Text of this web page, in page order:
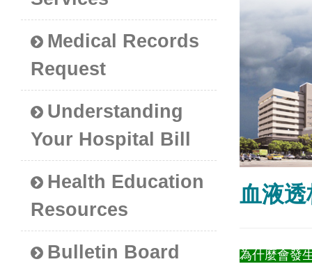
Medical Records
Request
Understanding
Your Hospital Bill
Health Education
Resources
Bulletin Board
血液
為什麼會發